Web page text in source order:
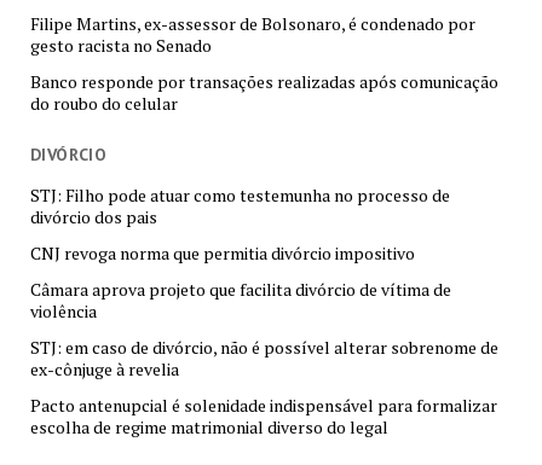
Filipe Martins, ex-assessor de Bolsonaro, é condenado por
gesto racista no Senado
Banco responde por transações realizadas após comunicação
do roubo do celular
DIVÓRCIO
STJ: Filho pode atuar como testemunha no processo de
divórcio dos pais
CNJ revoga norma que permitia divórcio impositivo
Câmara aprova projeto que facilita divórcio de vítima de
violência
STJ: em caso de divórcio, não é possível alterar sobrenome de
ex-cônjuge à revelia
Pacto antenupcial é solenidade indispensável para formalizar
escolha de regime matrimonial diverso do legal